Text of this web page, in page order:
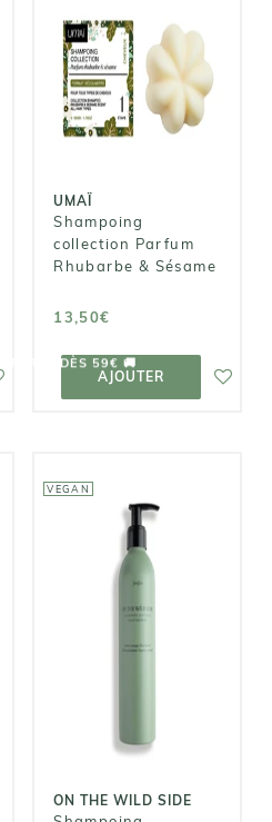
UMAÏ
Shampoing
collection Parfum
Rhubarbe & Sésame
13,50€
AJOUTER
UMAÏ
Shampoing
collection
Parfum
Rhubarbe &
Sésame
AJOUTER AU
PANIER
VEGAN
ON THE WILD SIDE
SIDE
25,00€